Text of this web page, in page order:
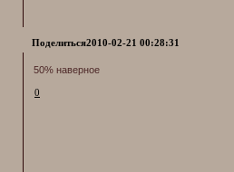
Поделиться2010-02-21 00:28:31
50% наверное
0